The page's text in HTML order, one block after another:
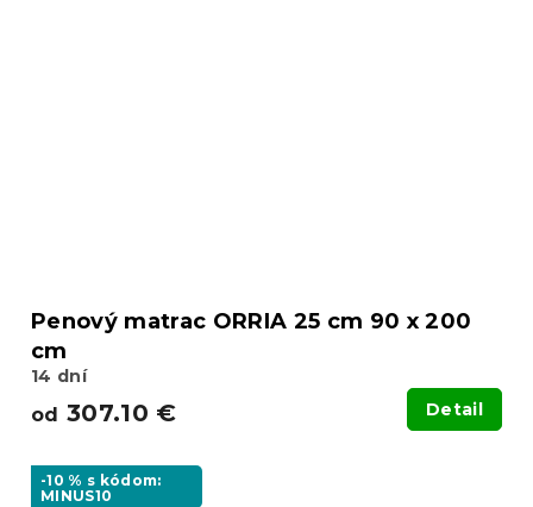
Penový matrac ORRIA 25 cm 90 x 200
cm
14 dní
od 307.10 € Detail
-10 % s kódom:
MINUS10